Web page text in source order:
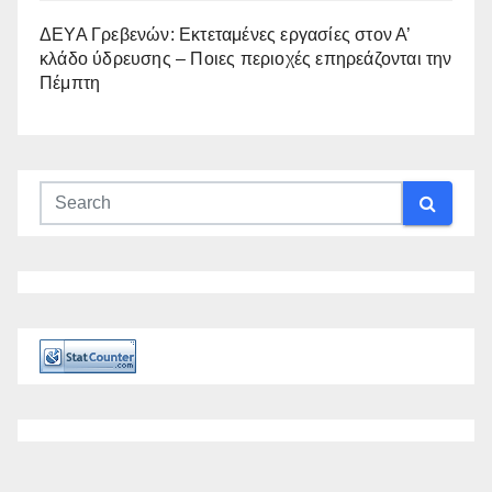
ΔΕΥΑ Γρεβενών: Εκτεταμένες εργασίες στον Α’
κλάδο ύδρευσης – Ποιες περιοχές επηρεάζονται την
Πέμπτη